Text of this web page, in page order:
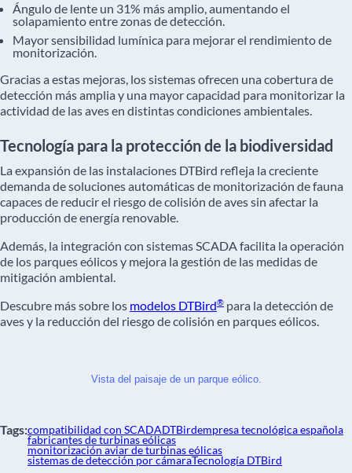
Ángulo de lente un 31% más amplio, aumentando el
solapamiento entre zonas de detección.
Mayor sensibilidad lumínica para mejorar el rendimiento de
monitorización.
Gracias a estas mejoras, los sistemas ofrecen una cobertura de
detección más amplia y una mayor capacidad para monitorizar la
actividad de las aves en distintas condiciones ambientales.
Tecnología para la protección de la biodiversidad
La expansión de las instalaciones DTBird refleja la creciente
demanda de soluciones automáticas de monitorización de fauna
capaces de reducir el riesgo de colisión de aves sin afectar la
producción de energía renovable.
Además, la integración con sistemas SCADA facilita la operación
de los parques eólicos y mejora la gestión de las medidas de
mitigación ambiental.
Descubre más sobre los modelos DTBird® para la detección de
aves y la reducción del riesgo de colisión en parques eólicos.
Vista del paisaje de un parque eólico.
Tags:compatibilidad con SCADADTBirdempresa tecnológica española
fabricantes de turbinas eólicas
monitorización aviar de turbinas eólicas
sistemas de detección por cámaraTecnología DTBird